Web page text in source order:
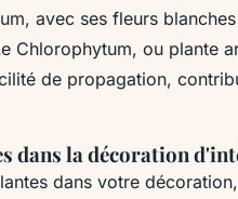
avec ses fleurs
Chlorophytum, ou plante
de propagation,
dans la décoration
dans votre